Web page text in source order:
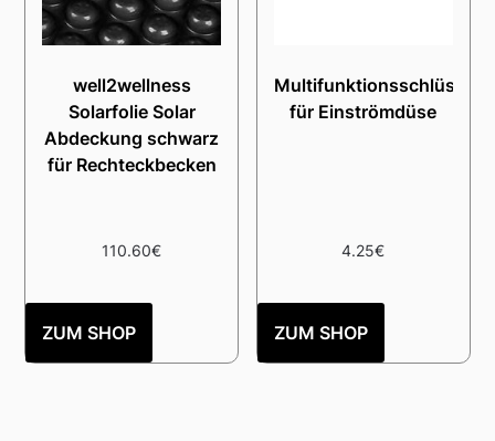
well2wellness
Solarfolie Solar
Abdeckung schwarz
für Rechteckbecken
110.60€
ZUM SHOP
Multifunktionsschlüssel
für Einströmdüse
4.25€
ZUM SHOP